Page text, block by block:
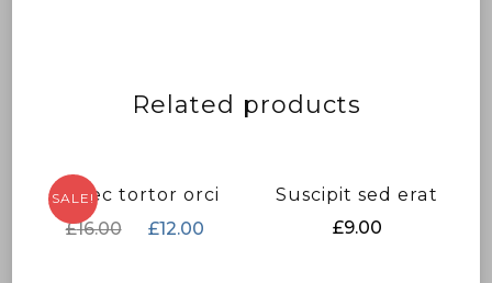
Related products
SALE!
Donec tortor orci
£16.00 £12.00
Suscipit sed erat
£9.00